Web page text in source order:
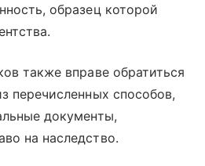
образец которой
также вправе обратиться
перечисленных способов,
документы,
на наследство.